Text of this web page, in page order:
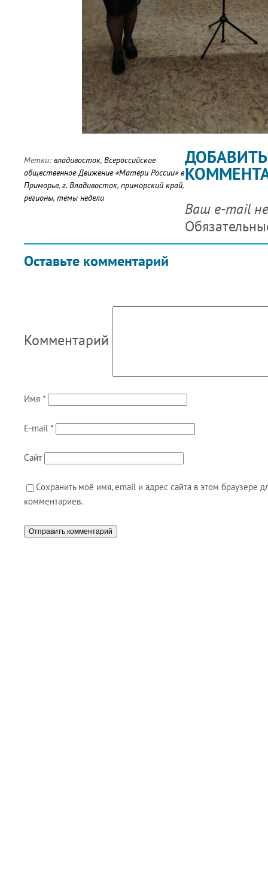
Метки: владивосток, Всероссийское
общественное Движение «Матери России» в
Приморье, г. Владивосток, приморский край,
регионы, темы недели
Оставьте комментарий
ДОБАВИТЬ
Ваш e-mail
Комментарий
Имя *
E-mail *
Сайт
Сохранить моё имя, email и адрес сайта в этом браузере
комментариев.